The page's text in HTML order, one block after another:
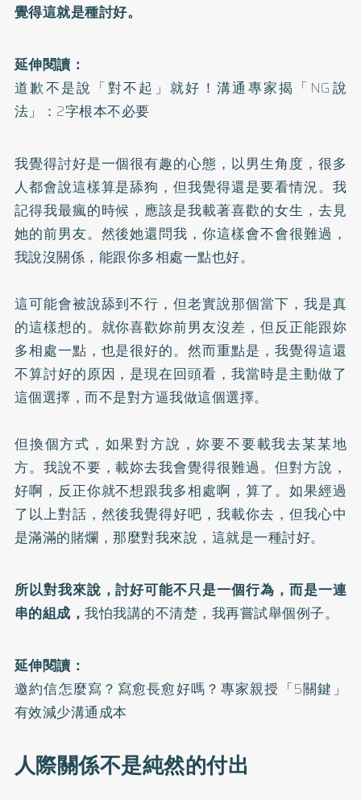
覺得這就是種討好。
延伸閱讀：
道歉不是說「對不起」就好！溝通專家揭「NG說
法」：2字根本不必要
我覺得討好是一個很有趣的心態，以男生角度，很多
人都會說這樣算是舔狗，但我覺得還是要看情況。我
記得我最瘋的時候，應該是我載著喜歡的女生，去見
她的前男友。然後她還問我，你這樣會不會很難過，
我說沒關係，能跟你多相處一點也好。
這可能會被說舔到不行，但老實說那個當下，我是真
的這樣想的。就你喜歡妳前男友沒差，但反正能跟妳
多相處一點，也是很好的。然而重點是，我覺得這還
不算討好的原因，是現在回頭看，我當時是主動做了
這個選擇，而不是對方逼我做這個選擇。
但換個方式，如果對方說，妳要不要載我去某某地
方。我說不要，載妳去我會覺得很難過。但對方說，
好啊，反正你就不想跟我多相處啊，算了。如果經過
了以上對話，然後我覺得好吧，我載你去，但我心中
是滿滿的賭爛，那麼對我來說，這就是一種討好。
所以對我來說，討好可能不只是一個行為，而是一連
串的組成，我怕我講的不清楚，我再嘗試舉個例子。
延伸閱讀：
邀約信怎麼寫？寫愈長愈好嗎？專家親授「5關鍵」
有效減少溝通成本
人際關係不是純然的付出